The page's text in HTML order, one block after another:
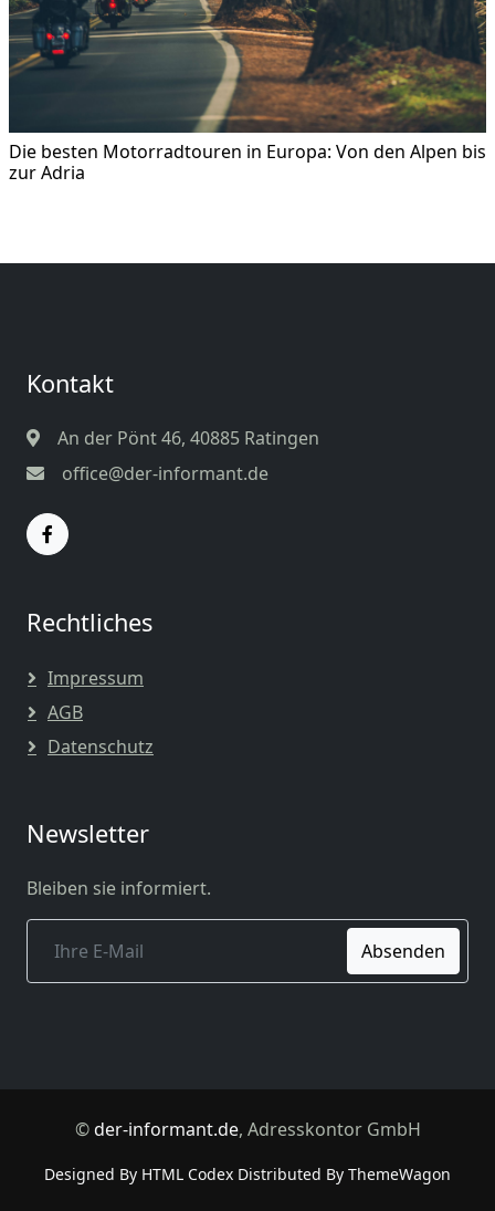
Die besten Motorradtouren in Europa: Von den Alpen bis
zur Adria
Kontakt
An der Pönt 46, 40885 Ratingen
office@der-informant.de
Rechtliches
Impressum
AGB
Datenschutz
Newsletter
Bleiben sie informiert.
Absenden
©der-informant.de, Adresskontor GmbH
Designed By HTML Codex Distributed By ThemeWagon